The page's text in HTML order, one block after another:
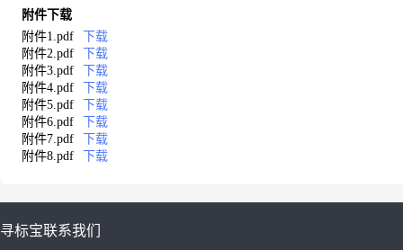
附件下载
附件1.pdf
下载
附件2.pdf
下载
附件3.pdf
下载
附件4.pdf
下载
附件5.pdf
下载
附件6.pdf
下载
附件7.pdf
下载
附件8.pdf
下载
寻标宝联系我们